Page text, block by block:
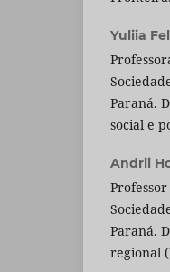
Yuliia
Paraná.
social e
Andrii
Paraná.
regional